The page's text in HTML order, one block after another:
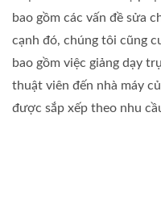
bao gồm các vấn đề sửa
cạnh đó, chúng tôi cũng
bao gồm việc giảng dạy
thuật viên đến nhà máy
được sắp xếp theo nhu